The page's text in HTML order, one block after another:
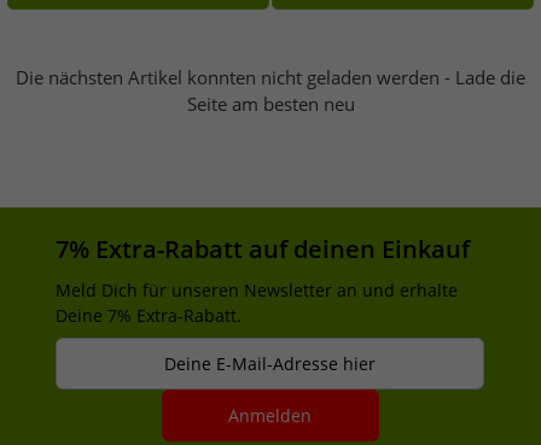
Die nächsten Artikel konnten nicht geladen werden - Lade die
Seite am besten neu
7% Extra-Rabatt auf deinen Einkauf
Meld Dich für unseren Newsletter an und erhalte
Deine 7% Extra-Rabatt.
Deine E-Mail-Adresse hier
Anmelden